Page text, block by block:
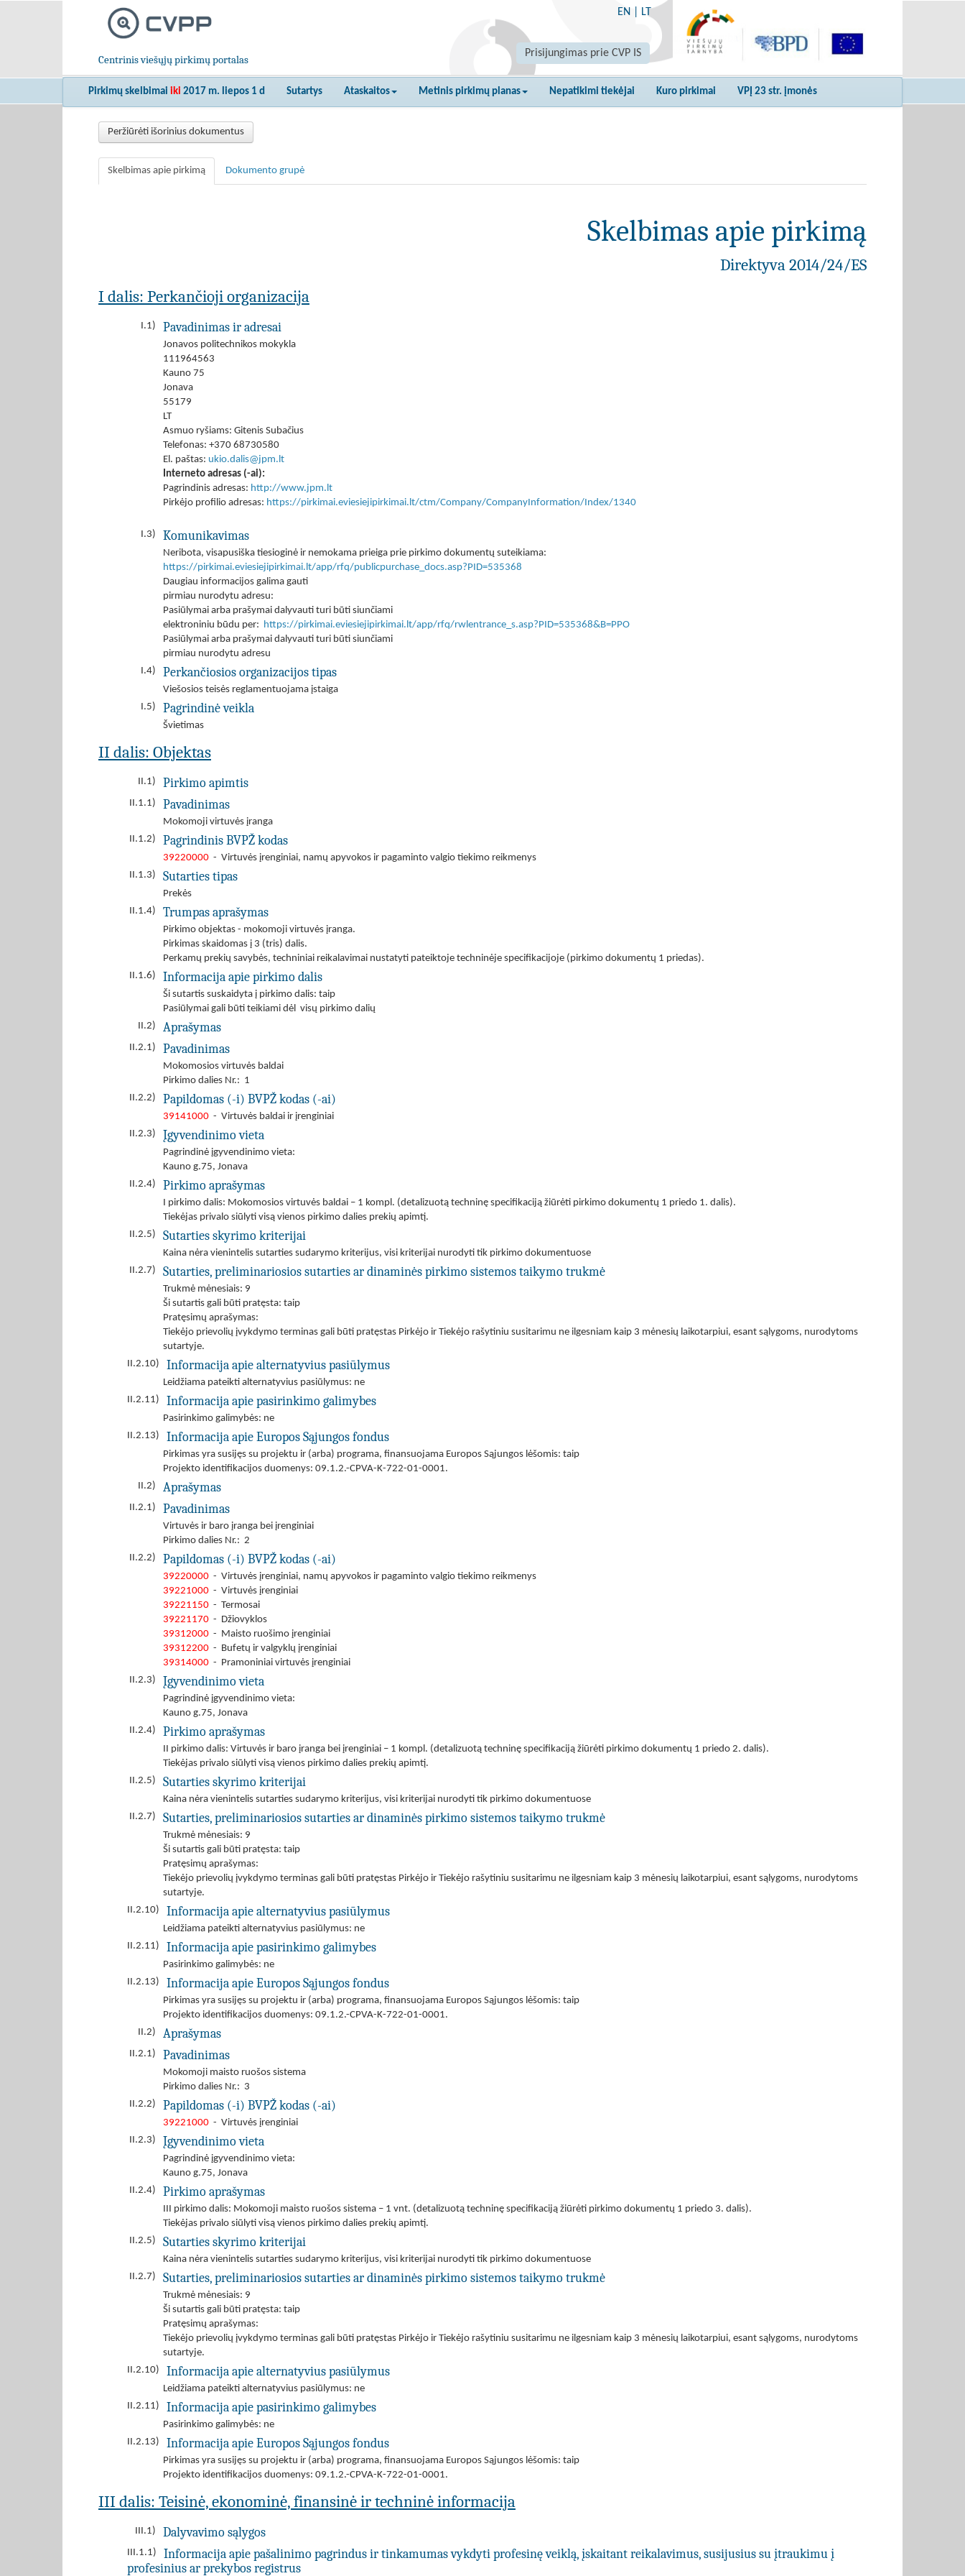
Centrinis viešųjų pirkimų portalas
EN LT
Prisijungimas prie CVP IS
Pirkimų skelbimai iki 2017 m. liepos 1 d Sutartys Ataskaitos Metinis pirkimų planas Nepatikimi tiekėjai Kuro pirkimai VPĮ 23 str. įmonės
Peržiūrėti išorinius dokumentus
Skelbimas apie pirkimą Dokumento grupė
Skelbimas apie pirkimą
Direktyva 2014/24/ES
I dalis: Perkančioji organizacija
I.1) Pavadinimas ir adresai
Jonavos politechnikos mokykla
111964563
Kauno 75
Jonava
55179
LT
Asmuo ryšiams: Gitenis Subačius
Telefonas: +370 68730580
El. paštas: ukio.dalis@jpm.lt
Interneto adresas (-ai):
Pagrindinis adresas: http://www.jpm.lt
Pirkėjo profilio adresas: https://pirkimai.eviesiejipirkimai.lt/ctm/Company/CompanyInformation/Index/1340
I.3) Komunikavimas
Neribota, visapusiška tiesioginė ir nemokama prieiga prie pirkimo dokumentų suteikiama:
https://pirkimai.eviesiejipirkimai.lt/app/rfq/publicpurchase_docs.asp?PID=535368
Daugiau informacijos galima gauti
pirmiau nurodytu adresu:
Pasiūlymai arba prašymai dalyvauti turi būti siunčiami
elektroniniu būdu per: https://pirkimai.eviesiejipirkimai.lt/app/rfq/rwlentrance_s.asp?PID=535368&B=PPO
Pasiūlymai arba prašymai dalyvauti turi būti siunčiami
pirmiau nurodytu adresu
I.4)
Perkančiosios organizacijos tipas
Viešosios teisės reglamentuojama įstaiga
I.5)
Pagrindinė veikla
Švietimas
II dalis: Objektas
II.1) Pirkimo apimtis
II.1.1) Pavadinimas
Mokomoji virtuvės įranga
II.1.2)
Pagrindinis BVPŽ kodas
39220000 - Virtuvės įrenginiai, namų apyvokos ir pagaminto valgio tiekimo reikmenys
II.1.3)
Sutarties tipas
Prekės
II.1.4)
Trumpas aprašymas
Pirkimo objektas - mokomoji virtuvės įranga.
Pirkimas skaidomas į 3 (tris) dalis.
Perkamų prekių savybės, techniniai reikalavimai nustatyti pateiktoje techninėje specifikacijoje (pirkimo dokumentų 1 priedas).
II.1.6)
Informacija apie pirkimo dalis
Ši sutartis suskaidyta į pirkimo dalis: taip
Pasiūlymai gali būti teikiami dėl visų pirkimo dalių
II.2)
Aprašymas
II.2.1) Pavadinimas
Mokomosios virtuvės baldai
Pirkimo dalies Nr.: 1
II.2.2)
Papildomas (-i) BVPŽ kodas (-ai)
39141000 - Virtuvės baldai ir įrenginiai
II.2.3)
Įgyvendinimo vieta
Pagrindinė įgyvendinimo vieta:
Kauno g.75, Jonava
II.2.4)
Pirkimo aprašymas
I pirkimo dalis: Mokomosios virtuvės baldai – 1 kompl. (detalizuotą techninę specifikaciją žiūrėti pirkimo dokumentų 1 priedo 1. dalis).
Tiekėjas privalo siūlyti visą vienos pirkimo dalies prekių apimtį.
II.2.5)
Sutarties skyrimo kriterijai
Kaina nėra vienintelis sutarties sudarymo kriterijus, visi kriterijai nurodyti tik pirkimo dokumentuose
II.2.7)
Sutarties, preliminariosios sutarties ar dinaminės pirkimo sistemos taikymo trukmė
Trukmė mėnesiais: 9
Ši sutartis gali būti pratęsta: taip
Pratęsimų aprašymas:
Tiekėjo prievolių įvykdymo terminas gali būti pratęstas Pirkėjo ir Tiekėjo rašytiniu susitarimu ne ilgesniam kaip 3 mėnesių laikotarpiui, esant sąlygoms, nurodytoms
sutartyje.
II.2.10)
Informacija apie alternatyvius pasiūlymus
Leidžiama pateikti alternatyvius pasiūlymus: ne
II.2.11)
Informacija apie pasirinkimo galimybes
Pasirinkimo galimybės: ne
II.2.13)
Informacija apie Europos Sąjungos fondus
Pirkimas yra susijęs su projektu ir (arba) programa, finansuojama Europos Sąjungos lėšomis: taip
Projekto identifikacijos duomenys: 09.1.2.-CPVA-K-722-01-0001.
II.2)
Aprašymas
II.2.1) Pavadinimas
Virtuvės ir baro įranga bei įrenginiai
Pirkimo dalies Nr.: 2
II.2.2)
Papildomas (-i) BVPŽ kodas (-ai)
39220000 - Virtuvės įrenginiai, namų apyvokos ir pagaminto valgio tiekimo reikmenys
39221000 - Virtuvės įrenginiai
39221150 - Termosai
39221170 - Džiovyklos
39312000 - Maisto ruošimo įrenginiai
39312200 - Bufetų ir valgyklų įrenginiai
39314000 - Pramoniniai virtuvės įrenginiai
II.2.3)
Įgyvendinimo vieta
Pagrindinė įgyvendinimo vieta:
Kauno g.75, Jonava
II.2.4)
Pirkimo aprašymas
II pirkimo dalis: Virtuvės ir baro įranga bei įrenginiai – 1 kompl. (detalizuotą techninę specifikaciją žiūrėti pirkimo dokumentų 1 priedo 2. dalis).
Tiekėjas privalo siūlyti visą vienos pirkimo dalies prekių apimtį.
II.2.5)
Sutarties skyrimo kriterijai
Kaina nėra vienintelis sutarties sudarymo kriterijus, visi kriterijai nurodyti tik pirkimo dokumentuose
II.2.7)
Sutarties, preliminariosios sutarties ar dinaminės pirkimo sistemos taikymo trukmė
Trukmė mėnesiais: 9
Ši sutartis gali būti pratęsta: taip
Pratęsimų aprašymas:
Tiekėjo prievolių įvykdymo terminas gali būti pratęstas Pirkėjo ir Tiekėjo rašytiniu susitarimu ne ilgesniam kaip 3 mėnesių laikotarpiui, esant sąlygoms, nurodytoms
sutartyje.
II.2.10)
Informacija apie alternatyvius pasiūlymus
Leidžiama pateikti alternatyvius pasiūlymus: ne
II.2.11)
Informacija apie pasirinkimo galimybes
Pasirinkimo galimybės: ne
II.2.13)
Informacija apie Europos Sąjungos fondus
Pirkimas yra susijęs su projektu ir (arba) programa, finansuojama Europos Sąjungos lėšomis: taip
Projekto identifikacijos duomenys: 09.1.2.-CPVA-K-722-01-0001.
II.2)
Aprašymas
II.2.1) Pavadinimas
Mokomoji maisto ruošos sistema
Pirkimo dalies Nr.: 3
II.2.2)
Papildomas (-i) BVPŽ kodas (-ai)
39221000 - Virtuvės įrenginiai
II.2.3)
Įgyvendinimo vieta
Pagrindinė įgyvendinimo vieta:
Kauno g.75, Jonava
II.2.4)
Pirkimo aprašymas
III pirkimo dalis: Mokomoji maisto ruošos sistema – 1 vnt. (detalizuotą techninę specifikaciją žiūrėti pirkimo dokumentų 1 priedo 3. dalis).
Tiekėjas privalo siūlyti visą vienos pirkimo dalies prekių apimtį.
II.2.5)
Sutarties skyrimo kriterijai
Kaina nėra vienintelis sutarties sudarymo kriterijus, visi kriterijai nurodyti tik pirkimo dokumentuose
II.2.7)
Sutarties, preliminariosios sutarties ar dinaminės pirkimo sistemos taikymo trukmė
Trukmė mėnesiais: 9
Ši sutartis gali būti pratęsta: taip
Pratęsimų aprašymas:
Tiekėjo prievolių įvykdymo terminas gali būti pratęstas Pirkėjo ir Tiekėjo rašytiniu susitarimu ne ilgesniam kaip 3 mėnesių laikotarpiui, esant sąlygoms, nurodytoms
sutartyje.
II.2.10)
Informacija apie alternatyvius pasiūlymus
Leidžiama pateikti alternatyvius pasiūlymus: ne
II.2.11)
Informacija apie pasirinkimo galimybes
Pasirinkimo galimybės: ne
II.2.13)
Informacija apie Europos Sąjungos fondus
Pirkimas yra susijęs su projektu ir (arba) programa, finansuojama Europos Sąjungos lėšomis: taip
Projekto identifikacijos duomenys: 09.1.2.-CPVA-K-722-01-0001.
III dalis: Teisinė, ekonominė, finansinė ir techninė informacija
III.1) Dalyvavimo sąlygos
III.1.1)
Informacija apie pašalinimo pagrindus ir tinkamumas vykdyti profesinę veiklą, įskaitant reikalavimus, susijusius su įtraukimu į
profesinius ar prekybos registrus